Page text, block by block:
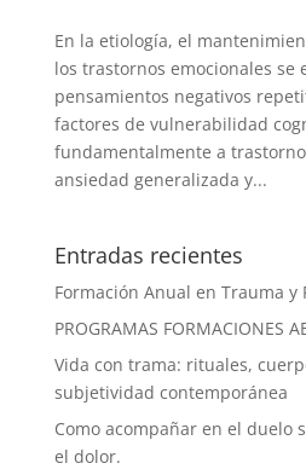
En la etiología, el
los trastornos emocionales se
pensamientos negativos
factores de vulnerabilidad
fundamentalmente a
ansiedad generalizada y...
Entradas recientes
Formación Anual en Trauma y
PROGRAMAS FORMACIONES
Vida con trama: rituales,
subjetividad contemporánea
Como acompañar en el duelo
el dolor.